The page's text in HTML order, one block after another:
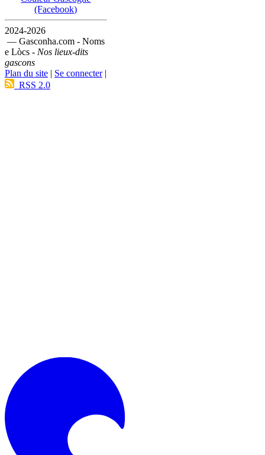
(Facebook)
2024-2026
— Gasconha.com - Noms
e Lòcs - Nos lieux-dits
gascons
Plan du site | Se connecter|
RSS 2.0